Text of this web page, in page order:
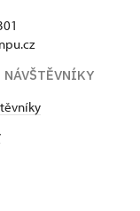
NÁVŠTĚVNÍKY